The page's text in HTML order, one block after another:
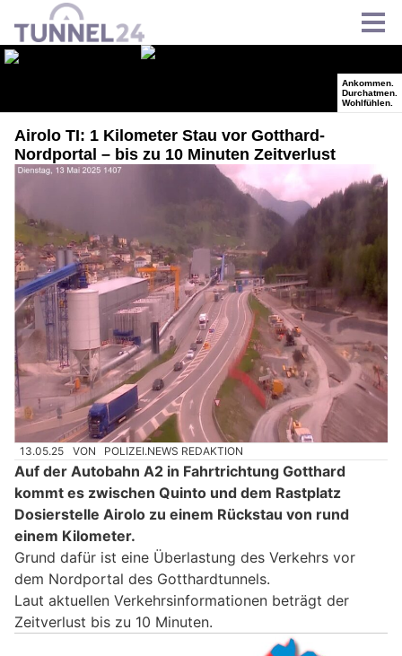
Airolo TI: 1 Kilometer Stau vor Gotthard-
Nordportal – bis zu 10 Minuten Zeitverlust
13.05.25 VON POLIZEI.NEWS REDAKTION
Auf der Autobahn A2 in Fahrtrichtung Gotthard
kommt es zwischen Quinto und dem Rastplatz
Dosierstelle Airolo zu einem Rückstau von rund
einem Kilometer.
Grund dafür ist eine Überlastung des Verkehrs vor
dem Nordportal des Gotthardtunnels.
Laut aktuellen Verkehrsinformationen beträgt der
Zeitverlust bis zu 10 Minuten.